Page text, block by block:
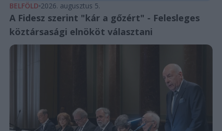
BELFÖLD 2026. augusztus 5.
A Fidesz szerint "kár a gőzért" - Felesleges
köztársasági elnököt választani